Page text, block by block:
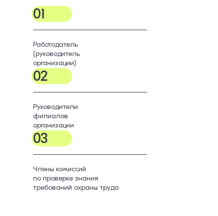
01
Работодатель
(руководитель
организации)
02
Руководители
филиалов
организации
03
Члены комиссий
по проверке знания
требований охраны труда